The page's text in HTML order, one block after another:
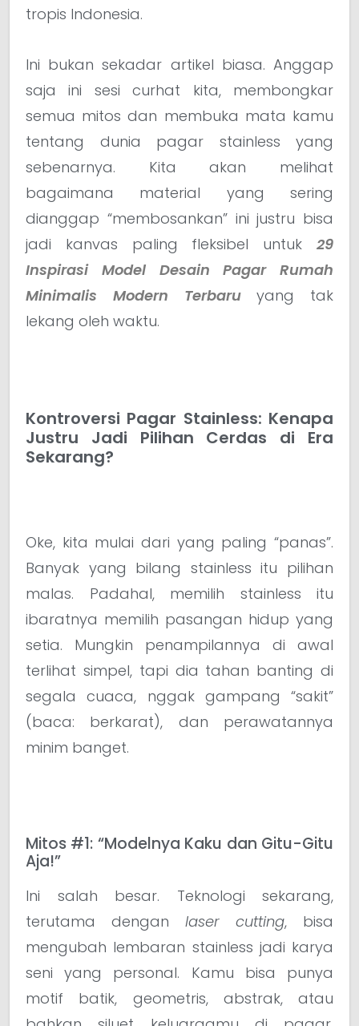
tropis Indonesia.
Ini bukan sekadar artikel biasa. Anggap
saja ini sesi curhat kita, membongkar
semua mitos dan membuka mata kamu
tentang dunia pagar stainless yang
sebenarnya. Kita akan melihat
bagaimana material yang sering
dianggap “membosankan” ini justru bisa
jadi kanvas paling fleksibel untuk 29
Inspirasi Model Desain Pagar Rumah
Minimalis Modern Terbaruyang tak
lekang oleh waktu.
Kontroversi Pagar Stainless: Kenapa
Justru Jadi Pilihan Cerdas di Era
Sekarang?
Oke, kita mulai dari yang paling “panas”.
Banyak yang bilang stainless itu pilihan
malas. Padahal, memilih stainless itu
ibaratnya memilih pasangan hidup yang
setia. Mungkin penampilannya di awal
terlihat simpel, tapi dia tahan banting di
segala cuaca, nggak gampang “sakit”
(baca: berkarat), dan perawatannya
minim banget.
Mitos #1: “Modelnya Kaku dan Gitu-Gitu
Aja!”
Ini salah besar. Teknologi sekarang,
terutama dengan laser cutting, bisa
mengubah lembaran stainless jadi karya
seni yang personal. Kamu bisa punya
motif batik, geometris, abstrak, atau